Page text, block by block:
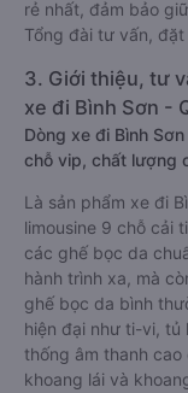
rẻ nhất, đảm bảo
Tổng đài tư vấn,
3. Giới thiệu, tư
xe đi Bình Sơn -
Dòng xe đi Bình
chỗ vip, chất lượng
Là sản phẩm xe đi
limousine 9 chỗ cải
các ghế bọc da
hành trình xa, mà
ghế bọc da bình
hiện đại như ti-vi, tủ
thống âm thanh
khoang lái và